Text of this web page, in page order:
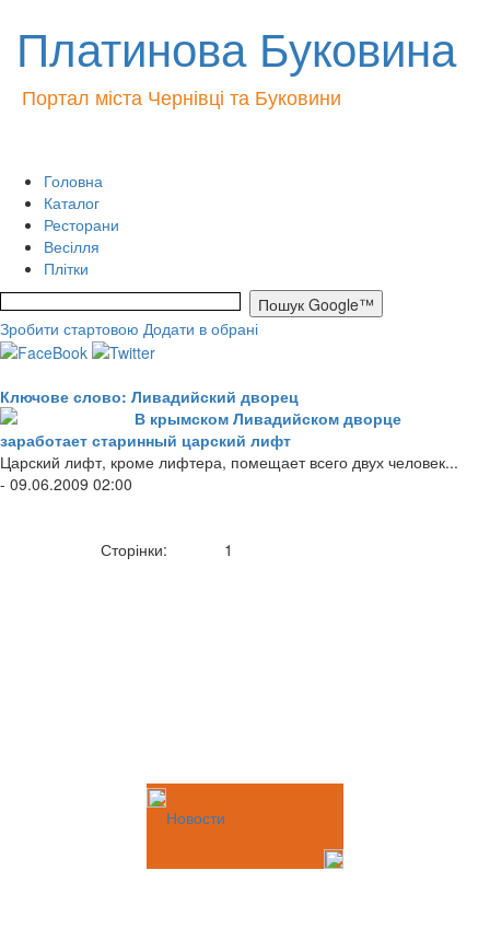
Платинова Буковина
Портал міста Чернівці та Буковини
Головна
Каталог
Ресторани
Весілля
Плітки
Зробити стартовою Додати в обрані
Ключове слово: Ливадийский дворец
В крымском Ливадийском дворце
заработает старинный царский лифт
Царский лифт, кроме лифтера, помещает всего двух человек...
- 09.06.2009 02:00
Сторінки: 1
Новости